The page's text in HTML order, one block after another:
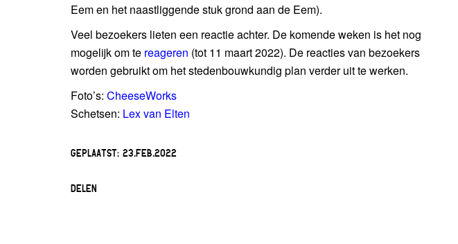
Eem en het naastliggende stuk grond aan de Eem).
Veel bezoekers lieten een reactie achter. De komende weken is het nog
mogelijk om te reageren (tot 11 maart 2022). De reacties van bezoekers
worden gebruikt om het stedenbouwkundig plan verder uit te werken.
Foto’s: CheeseWorks
Schetsen: Lex van Elten
GEPLAATST: 23.FEB.2022
DELEN